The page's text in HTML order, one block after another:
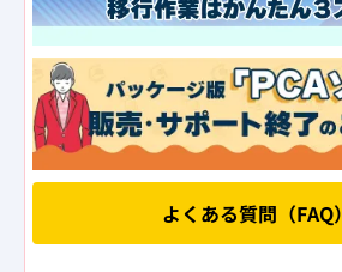
よくある質問（FAQ）